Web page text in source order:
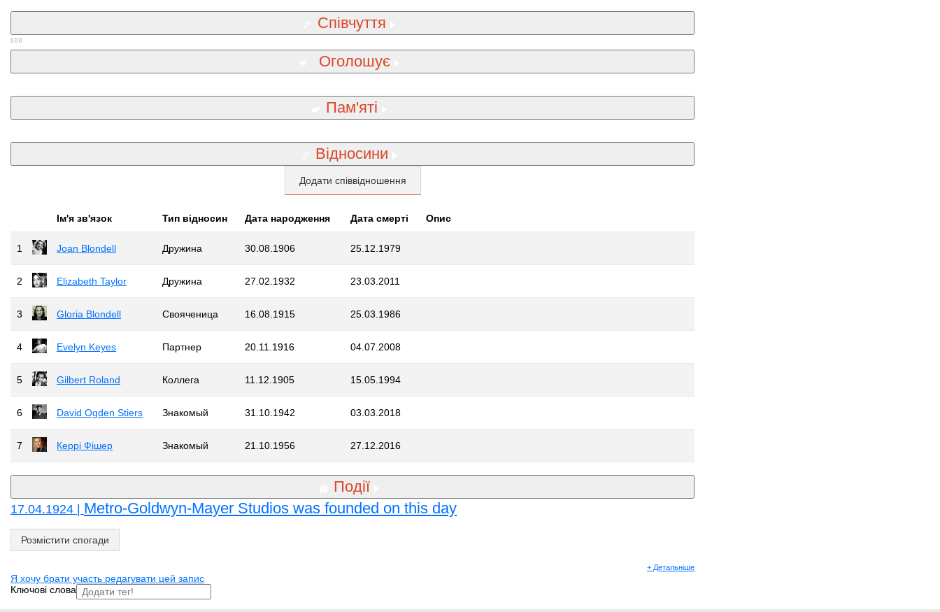
Співчуття
Оголошує
Пам'яті
Відносини
Додати співвідношення
Iм'я зв'язок Тип відносин Дата народження Дата смерті Опис
1 Joan Blondell Дружина 30.08.1906 25.12.1979
2 Elizabeth Taylor Дружина 27.02.1932 23.03.2011
3 Gloria Blondell Свояченица 16.08.1915 25.03.1986
4 Evelyn Keyes Партнер 20.11.1916 04.07.2008
5 Gilbert Roland Коллега 11.12.1905 15.05.1994
6 David Ogden Stiers Знакомый 31.10.1942 03.03.2018
7 Керрі Фішер Знакомый 21.10.1956 27.12.2016
Події
17.04.1924 | Metro-Goldwyn-Mayer Studios was founded on this day
Розмістити спогади
+ Детальніше
Я хочу брати участь редагувати цей запис
Ключові слова